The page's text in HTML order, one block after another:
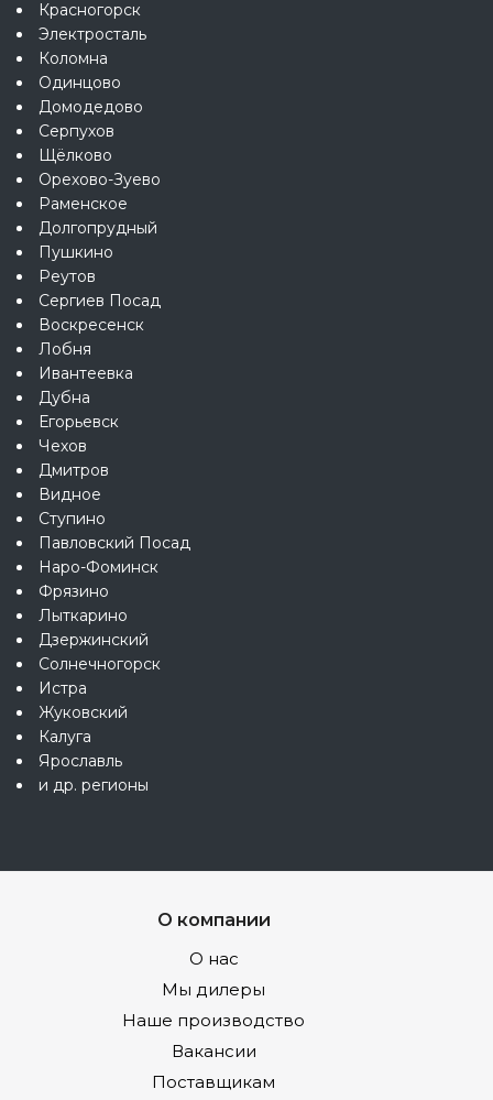
Красногорск
Электросталь
Коломна
Одинцово
Домодедово
Серпухов
Щёлково
Орехово-Зуево
Раменское
Долгопрудный
Пушкино
Реутов
Сергиев Посад
Воскресенск
Лобня
Ивантеевка
Дубна
Егорьевск
Чехов
Дмитров
Видное
Ступино
Павловский Посад
Наро-Фоминск
Фрязино
Лыткарино
Дзержинский
Солнечногорск
Истра
Жуковский
Калуга
Ярославль
и др. регионы
О компании
О нас
Мы дилеры
Наше производство
Вакансии
Поставщикам